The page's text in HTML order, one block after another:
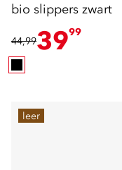
bio slippers zwart
44,993999
leer